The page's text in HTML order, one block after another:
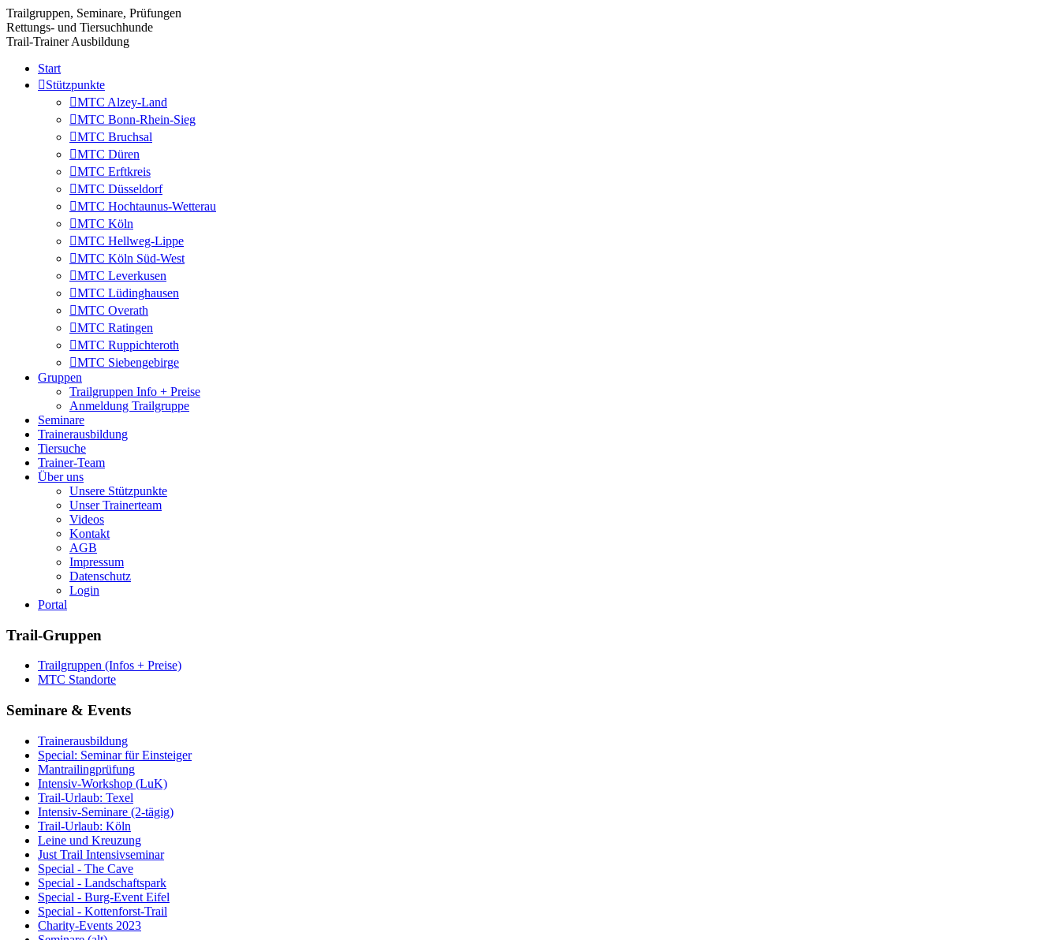
Trailgruppen, Seminare, Prüfungen
Rettungs- und Tiersuchhunde
Trail-Trainer Ausbildung
Start
Stützpunkte
MTC Alzey-Land
MTC Bonn-Rhein-Sieg
MTC Bruchsal
MTC Düren
MTC Erftkreis
MTC Düsseldorf
MTC Hochtaunus-Wetterau
MTC Köln
MTC Hellweg-Lippe
MTC Köln Süd-West
MTC Leverkusen
MTC Lüdinghausen
MTC Overath
MTC Ratingen
MTC Ruppichteroth
MTC Siebengebirge
Gruppen
Trailgruppen Info + Preise
Anmeldung Trailgruppe
Seminare
Trainerausbildung
Tiersuche
Trainer-Team
Über uns
Unsere Stützpunkte
Unser Trainerteam
Videos
Kontakt
AGB
Impressum
Datenschutz
Login
Portal
Trail-Gruppen
Trailgruppen (Infos + Preise)
MTC Standorte
Seminare & Events
Trainerausbildung
Special: Seminar für Einsteiger
Mantrailingprüfung
Intensiv-Workshop (LuK)
Trail-Urlaub: Texel
Intensiv-Seminare (2-tägig)
Trail-Urlaub: Köln
Leine und Kreuzung
Just Trail Intensivseminar
Special - The Cave
Special - Landschaftspark
Special - Burg-Event Eifel
Special - Kottenforst-Trail
Charity-Events 2023